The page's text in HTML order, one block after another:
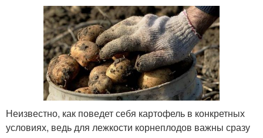
Неизвестно, как поведет себя картофель в конкретных
условиях, ведь для лежкости корнеплодов важны сразу